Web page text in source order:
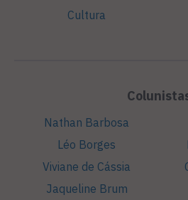
Cultura
Nathan Barbosa
Léo Borges
Viviane de Cássia
Jaqueline Brum